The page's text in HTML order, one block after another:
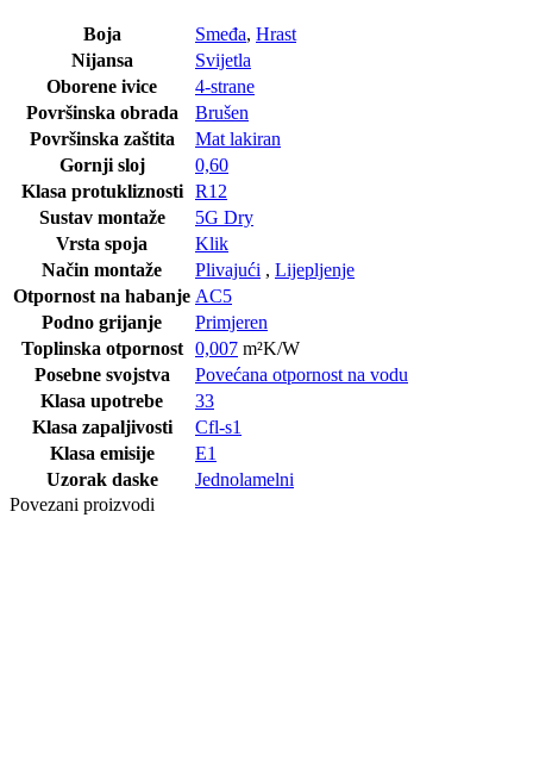
Boja Smeđa, Hrast
Nijansa
Svijetla
Oborene ivice
4-strane
Površinska obrada
Brušen
Površinska zaštita
Mat lakiran
Gornji sloj
0,60
Klasa protukliznosti
R12
Sustav montaže
5G Dry
Vrsta spoja
Klik
Način montaže
Plivajući , Lijepljenje
Otpornost na habanje AC5
Podno grijanje
Primjeren
Toplinska otpornost
0,007 m²K/W
Posebne svojstva
Povećana otpornost na vodu
Klasa upotrebe
33
Klasa zapaljivosti
Cfl-s1
Klasa emisije
E1
Uzorak daske
Jednolamelni
Povezani proizvodi